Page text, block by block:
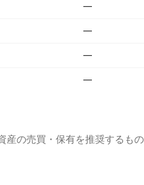
—
—
—
—
の売買・保有を推奨するもの